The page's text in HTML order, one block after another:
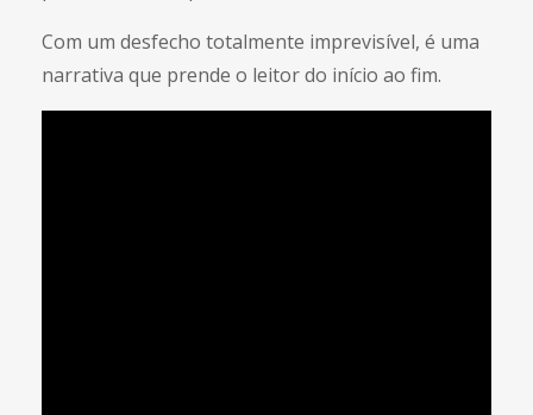
Com um desfecho totalmente imprevisível, é uma
narrativa que prende o leitor do início ao fim.